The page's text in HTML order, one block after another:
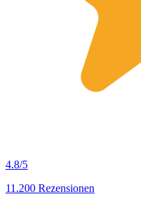
4.8/5
11.200 Rezensionen